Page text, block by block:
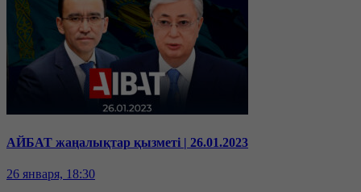
АЙБАТ жаңалықтар қызметі | 26.01.2023
26 января, 18:30